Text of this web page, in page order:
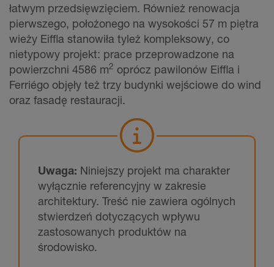
łatwym przedsięwzięciem. Również renowacja
pierwszego, położonego na wysokości 57 m piętra
wieży Eiffla stanowiła tyleż kompleksowy, co
nietypowy projekt: prace przeprowadzone na
powierzchni 4586 m2 oprócz pawilonów Eiffla i
Ferriégo objęły też trzy budynki wejściowe do wind
oraz fasadę restauracji.
Uwaga: Niniejszy projekt ma charakter
wyłącznie referencyjny w zakresie
architektury. Treść nie zawiera ogólnych
stwierdzeń dotyczących wpływu
zastosowanych produktów na
środowisko.